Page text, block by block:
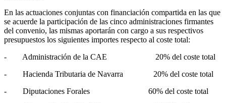
En las actuaciones conjuntas con financiación compartida en las que
se acuerde la participación de las cinco administraciones firmantes
del convenio, las mismas aportarán con cargo a sus respectivos
presupuestos los siguientes importes respecto al coste total:
- Administración de la CAE 20% del coste total
- Hacienda Tributaria de Navarra 20% del coste total
- Diputaciones Forales 60% del coste total